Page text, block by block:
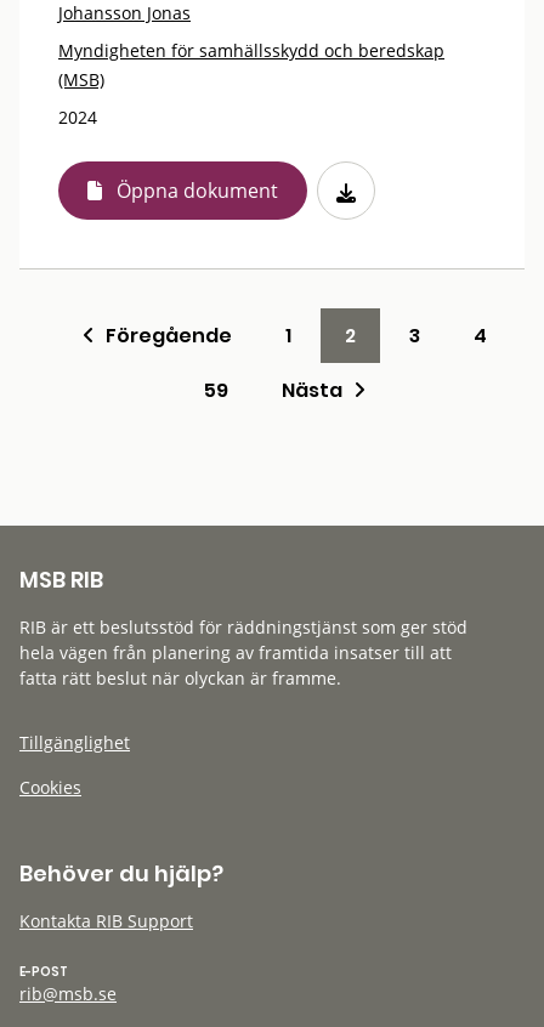
Johansson Jonas
Myndigheten för samhällsskydd och beredskap
(MSB)
2024
Öppna dokument
Föregående 1 2 3
4
59
Nästa
MSB RIB
RIB är ett beslutsstöd för räddningstjänst som ger stöd
hela vägen från planering av framtida insatser till att
fatta rätt beslut när olyckan är framme.
Tillgänglighet
Cookies
Behöver du hjälp?
Kontakta RIB Support
E-POST
rib@msb.se